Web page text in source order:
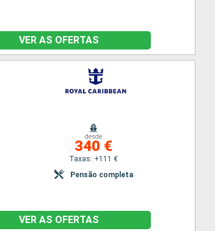
VER AS OFERTAS
desde
340 €
Taxas: +111 €
Pensão completa
VER AS OFERTAS